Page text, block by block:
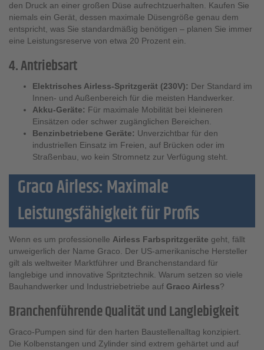
den Druck an einer großen Düse aufrechtzuerhalten. Kaufen Sie
niemals ein Gerät, dessen maximale Düsengröße genau dem
entspricht, was Sie standardmäßig benötigen – planen Sie immer
eine Leistungsreserve von etwa 20 Prozent ein.
4. Antriebsart
Elektrisches Airless-Spritzgerät (230V): Der Standard im
Innen- und Außenbereich für die meisten Handwerker.
Akku-Geräte: Für maximale Mobilität bei kleineren
Einsätzen oder schwer zugänglichen Bereichen.
Benzinbetriebene Geräte: Unverzichtbar für den
industriellen Einsatz im Freien, auf Brücken oder im
Straßenbau, wo kein Stromnetz zur Verfügung steht.
Graco Airless: Maximale
Leistungsfähigkeit für Profis
Wenn es um professionelle Airless Farbspritzgeräte geht, fällt
unweigerlich der Name Graco. Der US-amerikanische Hersteller
gilt als weltweiter Marktführer und Branchenstandard für
langlebige und innovative Spritztechnik. Warum setzen so viele
Bauhandwerker und Industriebetriebe auf Graco Airless?
Branchenführende Qualität und Langlebigkeit
Graco-Pumpen sind für den harten Baustellenalltag konzipiert.
Die Kolbenstangen und Zylinder sind extrem gehärtet und auf